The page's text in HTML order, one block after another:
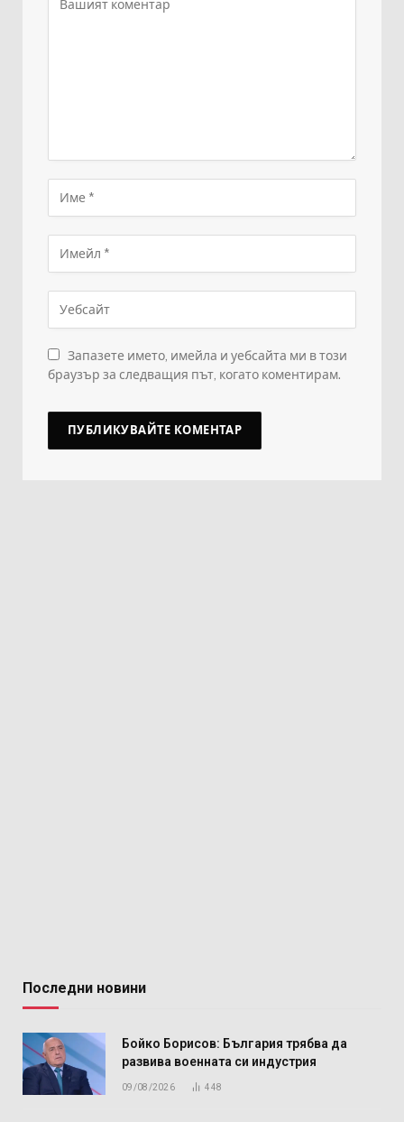
Запазете името, имейла и уебсайта ми в този
браузър за следващия път, когато коментирам.
Последни новини
Бойко Борисов: България трябва да
развива военната си индустрия
09/08/2026 448